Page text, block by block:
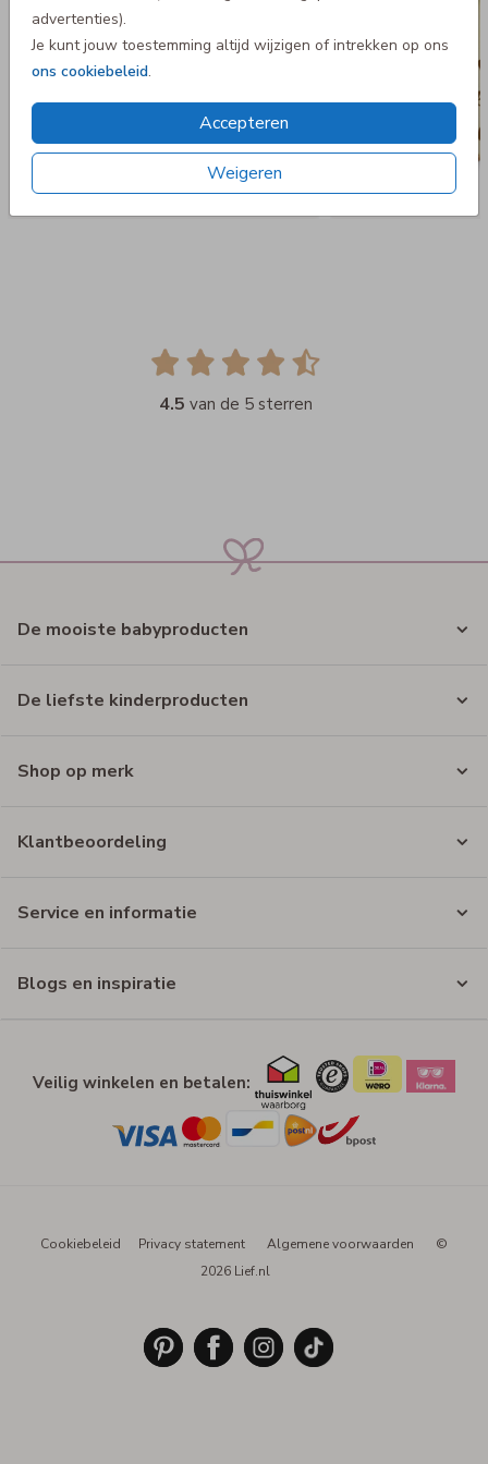
advertenties).
Je kunt jouw toestemming altijd wijzigen of intrekken op ons
ons cookiebeleid.
Accepteren
Weigeren
4.5 van de 5 sterren
De mooiste babyproducten
De liefste kinderproducten
Shop op merk
Klantbeoordeling
Service en informatie
Blogs en inspiratie
Veilig winkelen en betalen:
Cookiebeleid Privacy statement Algemene voorwaarden
©
2026 Lief.nl